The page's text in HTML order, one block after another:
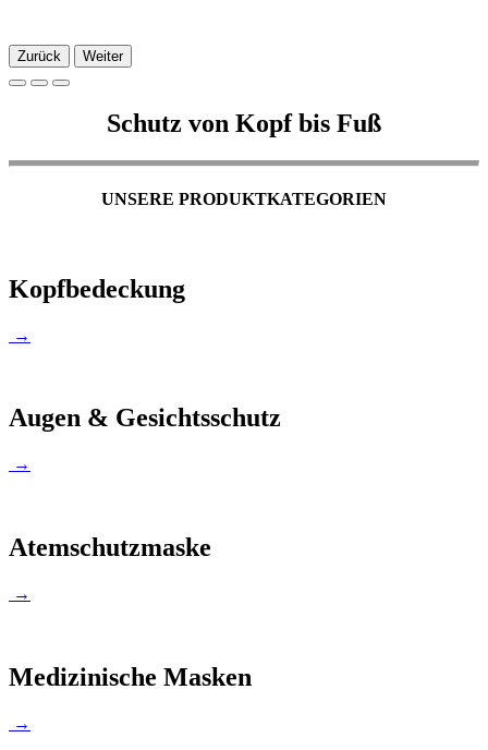
Zurück Weiter
Schutz von Kopf bis Fuß
UNSERE PRODUKTKATEGORIEN
Kopfbedeckung
→
Augen & Gesichtsschutz
→
Atemschutzmaske
→
Medizinische Masken
→